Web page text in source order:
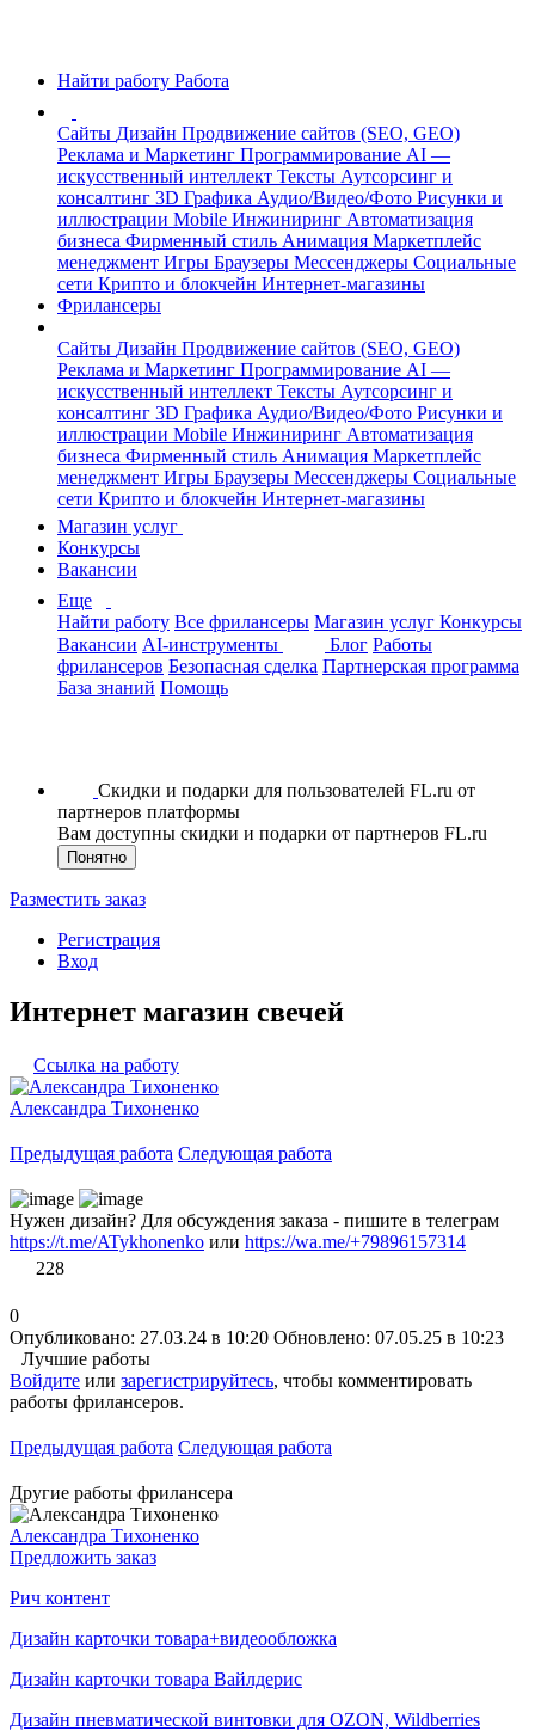
Найти работу Работа
Сайты Дизайн Продвижение сайтов (SEO, GEO)
Реклама и Маркетинг Программирование AI —
искусственный интеллект Тексты Аутсорсинг и
консалтинг 3D Графика Аудио/Видео/Фото Рисунки и
иллюстрации Mobile Инжиниринг Автоматизация
бизнеса Фирменный стиль Анимация Маркетплейс
менеджмент Игры Браузеры Мессенджеры Социальные
сети Крипто и блокчейн Интернет-магазины
Фрилансеры
Сайты Дизайн Продвижение сайтов (SEO, GEO)
Реклама и Маркетинг Программирование AI —
искусственный интеллект Тексты Аутсорсинг и
консалтинг 3D Графика Аудио/Видео/Фото Рисунки и
иллюстрации Mobile Инжиниринг Автоматизация
бизнеса Фирменный стиль Анимация Маркетплейс
менеджмент Игры Браузеры Мессенджеры Социальные
сети Крипто и блокчейн Интернет-магазины
Магазин услуг
Конкурсы
Вакансии
Еще
Найти работу Все фрилансеры Магазин услуг Конкурсы
Вакансии AI-инструменты Блог Работы
фрилансеров Безопасная сделка Партнерская программа
База знаний Помощь
Скидки и подарки для пользователей FL.ru от
партнеров платформы
Вам доступны скидки и подарки от партнеров FL.ru
Понятно
Разместить заказ
Регистрация
Вход
Интернет магазин свечей
Ссылка на работу
Александра Тихоненко
Предыдущая работа Следующая работа
Нужен дизайн? Для обсуждения заказа - пишите в телеграм
https://t.me/ATykhonenko или https://wa.me/+79896157314
228
0
Опубликовано: 27.03.24 в 10:20 Обновлено: 07.05.25 в 10:23
Лучшие работы
Войдите или зарегистрируйтесь, чтобы комментировать
работы фрилансеров.
Предыдущая работа Следующая работа
Другие работы фрилансера
Александра Тихоненко
Предложить заказ
Рич контент
Дизайн карточки товара+видеообложка
Дизайн карточки товара Вайлдерис
Дизайн пневматической винтовки для OZON, Wildberries